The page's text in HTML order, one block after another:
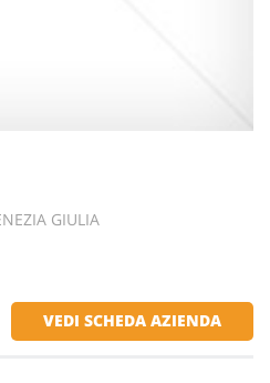
GIULIA
VEDI SCHEDA AZIENDA